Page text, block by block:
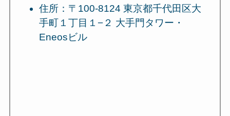
住所：〒100-8124 東京都千代田区大
手町１丁目１−２ 大手門タワー・
Eneosビル